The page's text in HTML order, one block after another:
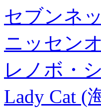
セブンネ
ニッセン
レノボ・
Lady Cat (